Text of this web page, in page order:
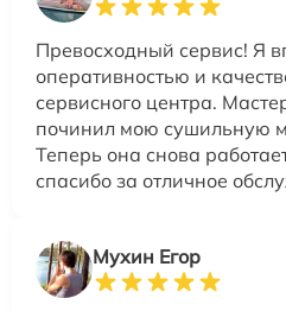
Превосходный сервис! Я
оперативностью и
сервисного центра.
починил мою сушильную
Теперь она снова
спасибо за отличное
Мухин Егор